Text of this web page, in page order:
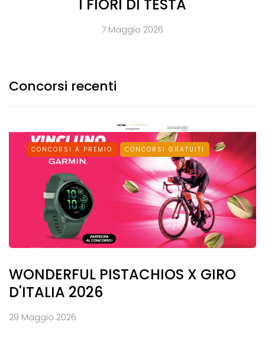
I FIORI DI TESTA
7 Maggio 2026
Concorsi recenti
CONCORSI A PREMIO CONCORSI GRATUITI
WONDERFUL PISTACHIOS X GIRO
D'ITALIA 2026
29 Maggio 2026